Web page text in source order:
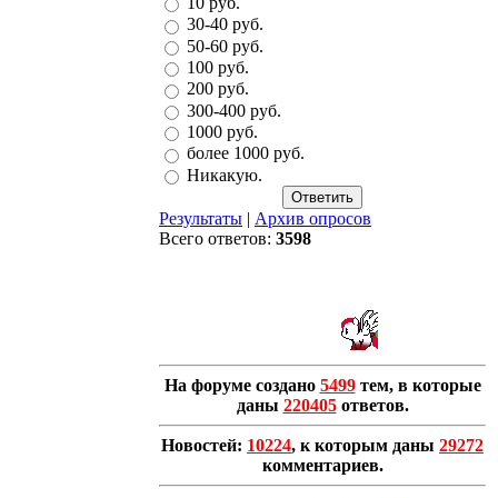
30-40 руб.
50-60 руб.
100 руб.
200 руб.
300-400 руб.
1000 руб.
более 1000 руб.
Никакую.
Результаты | Архив опросов
Всего ответов: 3598
На форуме создано 5499тем, в которые
даны 220405ответов.
Новостей: 10224, к которым даны 29272
комментариев.